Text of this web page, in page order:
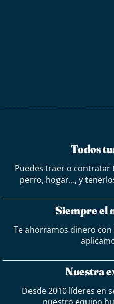
Todos
Puedes traer o contratar
perro, hogar…, y
Siempre el
Te ahorramos dinero
Nuestra
Desde 2010 líderes en